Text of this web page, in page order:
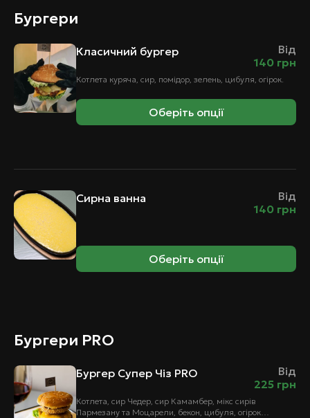
Бургери
Класичний бургер
Від
140 грн
Котлета куряча, сир, помідор, зелень, цибуля, огірок.
Оберіть опції
Сирна ванна
Від
140 грн
Оберіть опції
Бургери PRO
Бургер Супер Чіз PRO
Від
225 грн
Котлета, сир Чедер, сир Камамбер, мікс сирів
Пармезану та Моцарели, бекон, цибуля, огірок